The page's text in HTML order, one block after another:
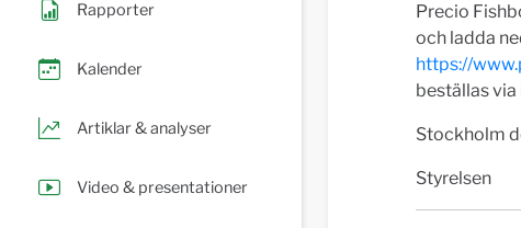
Rapporter
Kalender
Artiklar & analyser
Video & presentationer
Precio
och ladda
https://
beställas via
Stockholm
Styrelsen